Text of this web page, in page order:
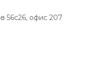
56с26, офис 207